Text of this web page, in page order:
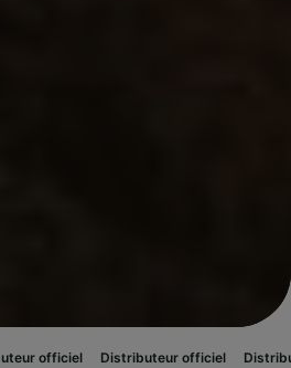
Distributeur officiel Distributeur officiel